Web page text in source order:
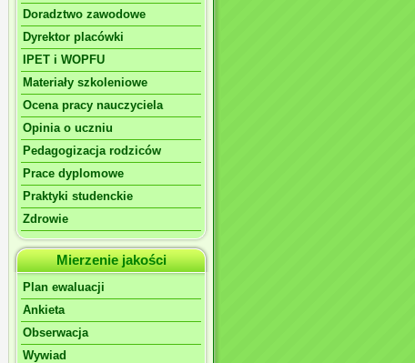
Doradztwo zawodowe
Dyrektor placówki
IPET i WOPFU
Materiały szkoleniowe
Ocena pracy nauczyciela
Opinia o uczniu
Pedagogizacja rodziców
Prace dyplomowe
Praktyki studenckie
Zdrowie
Mierzenie jakości
Plan ewaluacji
Ankieta
Obserwacja
Wywiad